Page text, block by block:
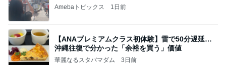
Amebaトピックス 1日前
【ANAプレミアムクラス初体験】雷で50分遅延…
沖縄往復で分かった「余裕を買う」価値
華麗なるスタバマダム 3日前